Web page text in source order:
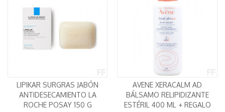
LIPIKAR SURGRAS JABÓN
ANTIDESECAMIENTO LA
ROCHE POSAY 150 G
AVENE XERACALM AD
BÁLSAMO RELIPIDIZANTE
ESTÉRIL 400 ML + REGALO